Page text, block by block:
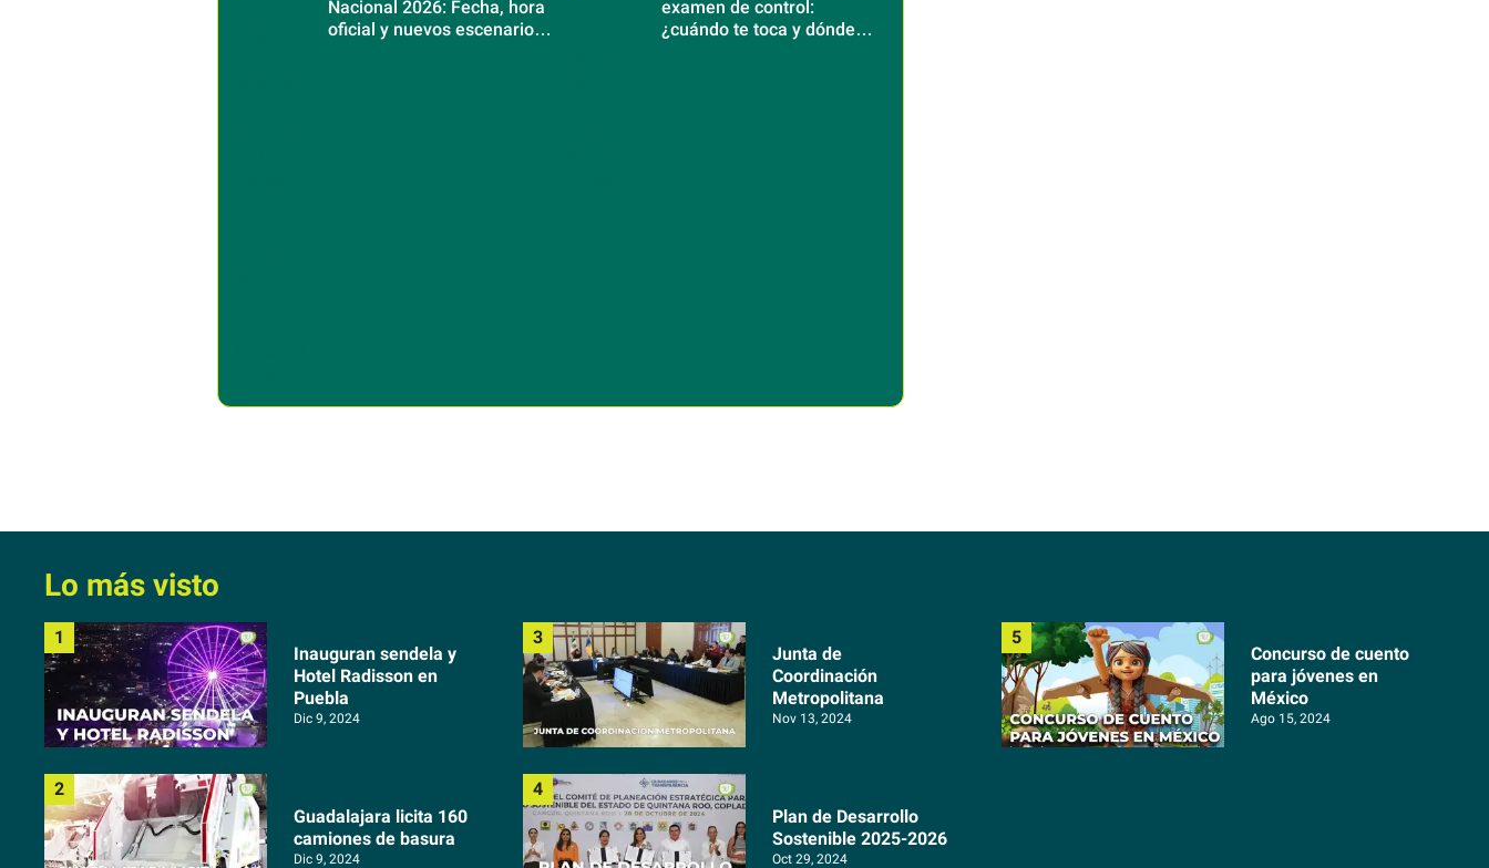
Nacional 2026: Fecha, hora
oficial y nuevos escenarios
examen de control:
¿cuándo te toca y dónde
Lo más visto
Inauguran sendela y
Hotel Radisson en
Puebla
Dic 9, 2024
Guadalajara licita 160
camiones de basura
Dic 9, 2024
Junta de
Coordinación
Metropolitana
Nov 13, 2024
Plan de Desarrollo
Sostenible 2025-2026
Oct 29, 2024
Concurso de cuento
para jóvenes en
México
Ago 15, 2024